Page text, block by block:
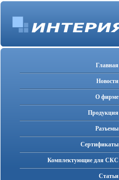
Главная
Новости
О фирме
Продукция
Разъемы
Cертификаты
Комплектующие для СКС
Статьи